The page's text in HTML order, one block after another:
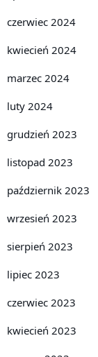
czerwiec 2024
kwiecień 2024
marzec 2024
luty 2024
grudzień 2023
listopad 2023
październik 2023
wrzesień 2023
sierpień 2023
lipiec 2023
czerwiec 2023
kwiecień 2023